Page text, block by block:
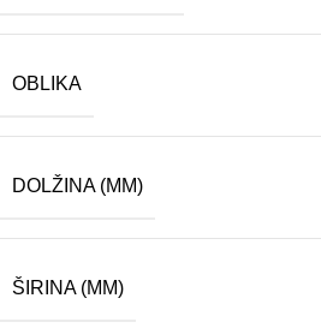
OBLIKA
DOLŽINA (MM)
ŠIRINA (MM)